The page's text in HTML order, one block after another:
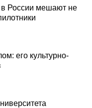
в России мешают не
его культурно-